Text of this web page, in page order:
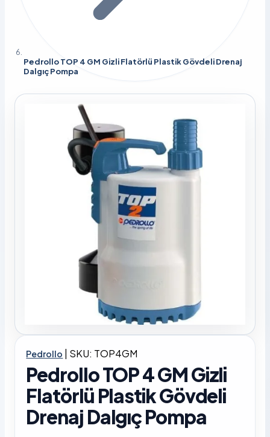
Pedrollo TOP 4 GM Gizli Flatörlü Plastik Gövdeli Drenaj
Dalgıç Pompa
Pedrollo | SKU: TOP4GM
Pedrollo TOP 4 GM Gizli
Flatörlü Plastik Gövdeli
Drenaj Dalgıç Pompa